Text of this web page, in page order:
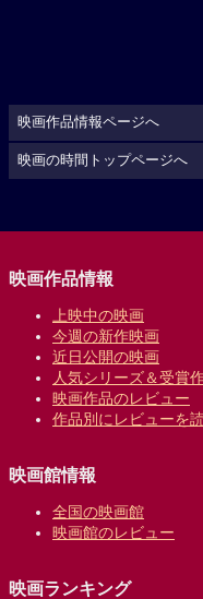
映画作品情報ページへ
映画の時間トップページへ
映画作品情報
上映中の映画
今週の新作映画
近日公開の映画
人気シリーズ＆受賞
映画作品のレビュー
作品別にレビューを
映画館情報
全国の映画館
映画館のレビュー
映画ランキング